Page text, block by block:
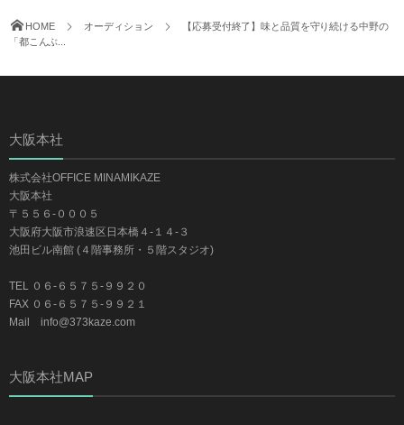
HOME オーディション
【応募受付終了】味と品質を守り続ける中野の
「都こんぶ...
大阪本社
株式会社OFFICE MINAMIKAZE
大阪本社
〒５５６-０００５
大阪府大阪市浪速区日本橋４-１４-３
池田ビル南館 (４階事務所・５階スタジオ)
TEL ０６-６５７５-９９２０
FAX ０６-６５７５-９９２１
Mail info@373kaze.com
大阪本社MAP